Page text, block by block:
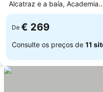
Alcatraz e a baía, Academia
moderna
De € 269
Consulte os preços de 11